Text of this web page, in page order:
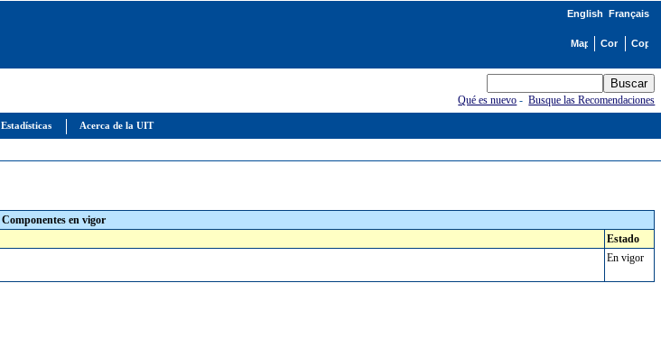
Estadísticas Acerca de la UIT
English Français
Qué es nuevo -Busque las Recomendaciones
Componentes en vigor
Estado
En vigor